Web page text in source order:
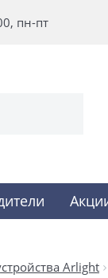
пн-пт
Arlight